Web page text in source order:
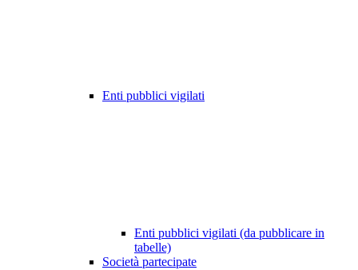
Enti pubblici vigilati
Enti pubblici vigilati (da pubblicare in
tabelle)
Società partecipate